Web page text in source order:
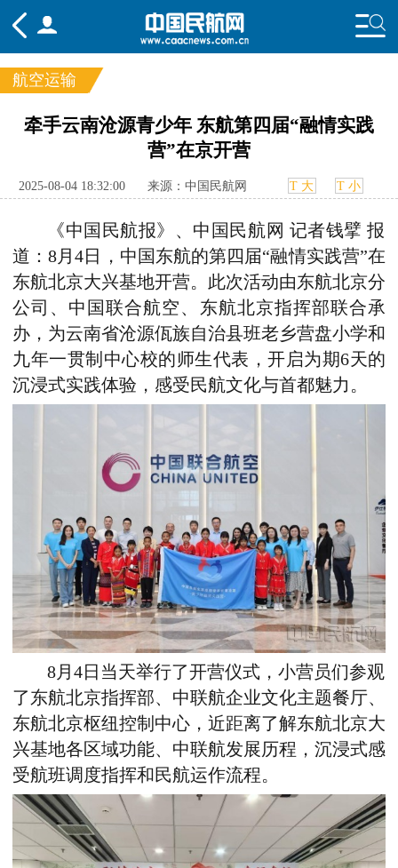
频道
国内
航图 智库 专题 舆情
航空运输
牵手云南沧源青少年 东航第四届“融情实践
营”在京开营
2025-08-04 18:32:00 来源：中国民航网 T 大 T 小
《中国民航报》、中国民航网 记者钱擘 报
道：8月4日，中国东航的第四届“融情实践营”在
东航北京大兴基地开营。此次活动由东航北京分
公司、中国联合航空、东航北京指挥部联合承
办，为云南省沧源佤族自治县班老乡营盘小学和
九年一贯制中心校的师生代表，开启为期6天的
沉浸式实践体验，感受民航文化与首都魅力。
8月4日当天举行了开营仪式，小营员们参观
了东航北京指挥部、中联航企业文化主题餐厅、
东航北京枢纽控制中心，近距离了解东航北京大
兴基地各区域功能、中联航发展历程，沉浸式感
受航班调度指挥和民航运作流程。